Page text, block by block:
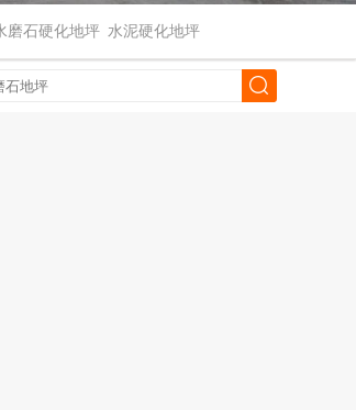
磨石硬化地坪 水泥硬化地坪